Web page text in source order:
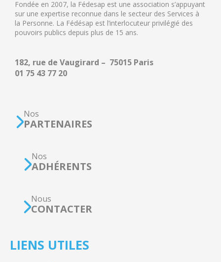
Fondée en 2007, la Fédesap est une association s’appuyant
sur une expertise reconnue dans le secteur des Services à
la Personne. La Fédésap est l’interlocuteur privilégié des
pouvoirs publics depuis plus de 15 ans.
182, rue de Vaugirard – 75015 Paris
01 75 43 77 20
Nos
PARTENAIRES
Nos
ADHÉRENTS
Nous
CONTACTER
LIENS UTILES